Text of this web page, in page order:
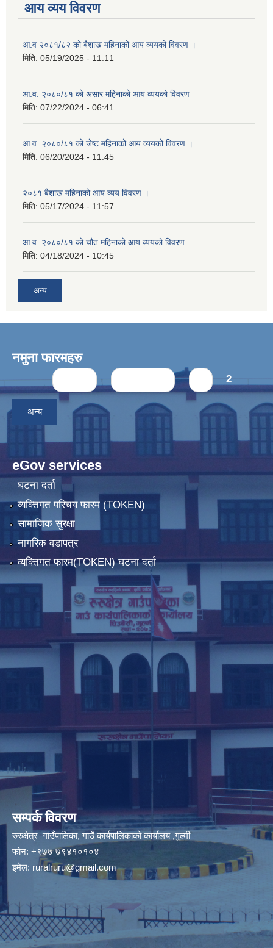
आय व्यय विवरण
आ.व २०८१/८२ को बैशाख महिनाको आय व्ययको विवरण ।
मिति: 05/19/2025 - 11:11
आ.व. २०८०/८१ को असार महिनाको आय व्ययको विवरण
मिति: 07/22/2024 - 06:41
आ.व. २०८०/८१ को जेष्ट महिनाको आय व्ययको विवरण ।
मिति: 06/20/2024 - 11:45
२०८१ बैशाख महिनाको आय व्यय विवरण ।
मिति: 05/17/2024 - 11:57
आ.व. २०८०/८१ को चौत महिनाको आय व्ययको विवरण
मिति: 04/18/2024 - 10:45
अन्य
नमुना फारमहरु
Pages 2
अन्य
eGov services
घटना दर्ता
व्यक्तिगत परिचय फारम (TOKEN)
सामाजिक सुरक्षा
नागरिक वडापत्र
व्यक्तिगत फारम(TOKEN) घटना दर्ता
सम्पर्क विवरण
रुरुक्षेत्र गाउँपालिका, गाउँ कार्यपालिकाको कार्यालय ,गुल्मी
फोन: +९७७ ७९४१०१०४
इमेल: ruralruru@gmail.com